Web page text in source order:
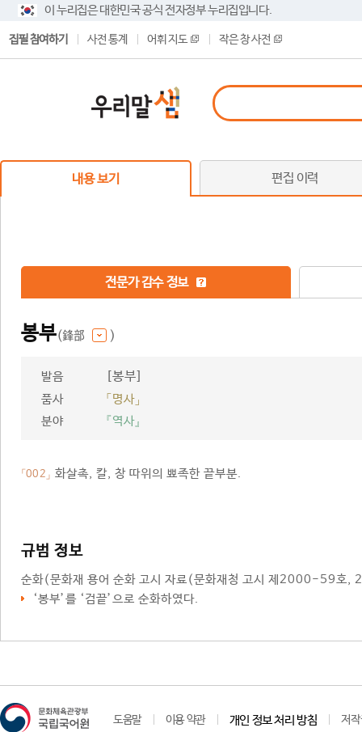
이 누리집은 대한민국 공식 전자정부 누리집입니다.
집필 참여하기 사전 통계 어휘 지도 작은 창 사전
내용 보기 편집 이력
전문가 감수 정보
봉부(鋒部 )
발음 [봉부]
품사
「명사」
분야
『역사』
「002」 화살촉, 칼, 창 따위의 뾰족한 끝부분.
규범 정보
순화(문화재 용어 순화 고시 자료(문화재청 고시 제2000-59
‘봉부’를 ‘검끝’으로 순화하였다.
도움말 이용 약관 개인 정보 처리 방침 저